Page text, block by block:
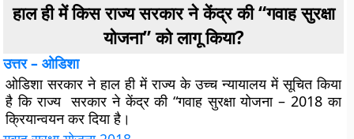
हाल ही में किस राज्य सरकार ने केंद्र की “गवाह सुरक्षा
योजना” को लागू किया?
उत्तर – ओडिशा
ओडिशा सरकार ने हाल ही में राज्य के उच्च न्यायालय में सूचित किया
है कि राज्य सरकार ने केंद्र की “गवाह सुरक्षा योजना – 2018 का
क्रियान्वयन कर दिया है।